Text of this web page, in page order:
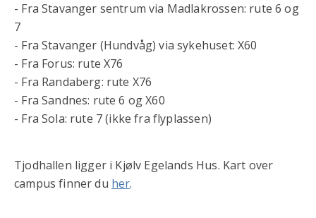
- Fra Stavanger sentrum via Madlakrossen: rute 6 og
7
- Fra Stavanger (Hundvåg) via sykehuset: X60
- Fra Forus: rute X76
- Fra Randaberg: rute X76
- Fra Sandnes: rute 6 og X60
- Fra Sola: rute 7 (ikke fra flyplassen)
Tjodhallen ligger i Kjølv Egelands Hus. Kart over
campus finner du her.